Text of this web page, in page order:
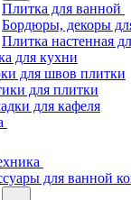
Плитка для ванной
Бордюры, декоры
Плитка настенная
для кухни
для швов плитки
для плитки
для кафеля
для ванной